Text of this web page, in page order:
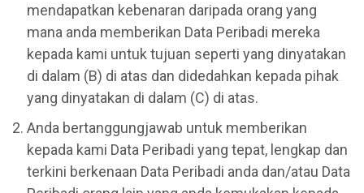
mendapatkan kebenaran daripada orang yang
mana anda memberikan Data Peribadi mereka
kepada kami untuk tujuan seperti yang dinyatakan
di dalam (B) di atas dan didedahkan kepada pihak
yang dinyatakan di dalam (C) di atas.
Anda bertanggungjawab untuk memberikan
kepada kami Data Peribadi yang tepat, lengkap dan
terkini berkenaan Data Peribadi anda dan/atau Data